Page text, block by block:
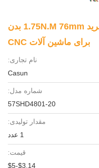
NEMA 23 موتور مرحله ای هیبرید 1.75N.m 76mm بدن
برای ماشین آلات CNC
نام تجاری:
Casun
شماره مدل:
57SHD4801-20
مقدار تولیدی:
قیمت:
$3.14-$5